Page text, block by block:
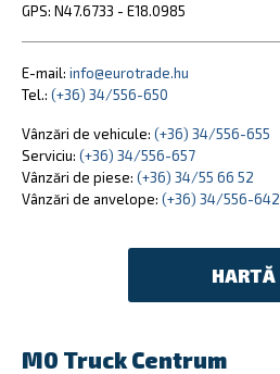
GPS: N47.6733 - E18.0985
E-mail: info@eurotrade.hu
Tel.: (+36) 34/556-650
Vânzări de vehicule: (+36) 34/556-655
Serviciu: (+36) 34/556-657
Vânzări de piese: (+36) 34/55 66 52
Vânzări de anvelope: (+36) 34/556-642
HARTĂ
M0 Truck Centrum